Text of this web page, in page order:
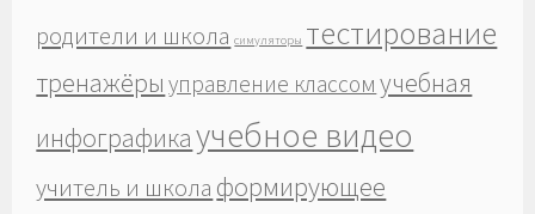
родители и школа симуляторы тестирование
тренажёры управление классом учебная
инфографикаучебное видео
учитель и школа формирующее